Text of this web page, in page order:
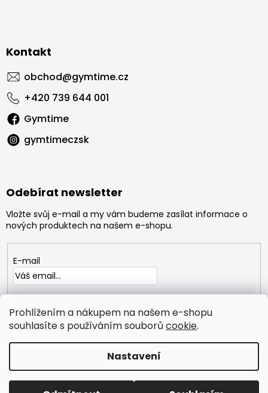
Prohlížením a nákupem na našem e-shopu
souhlasíte s používáním souborů cookie.
Nastavení
Kontakt
obchod@gymtime.cz
+420 739 644 001
Gymtime
gymtimeczsk
Odebírat newsletter
Vložte svůj e-mail a my vám budeme zasílat informace o
nových produktech na našem e-shopu.
E-mail
osobních údajů
Copyright 2026GYMTIME. Všechna práva vyhrazena.